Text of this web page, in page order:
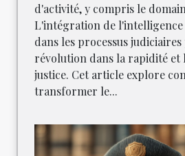
d'activité, y compris le
L'intégration de
dans les processus
révolution dans la rapidité et
justice. Cet article explore
transformer le...